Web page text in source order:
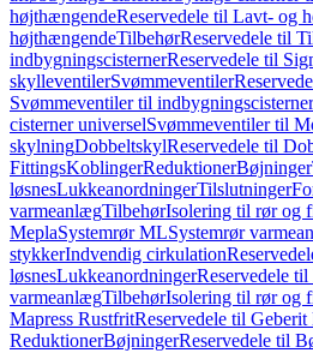
højthængendeReservedele til Lavt- og
højthængendeTilbehørReservedele til
indbygningscisternerReservedele til
skylleventilerSvømmeventiler
Svømmeventiler til indbygningscisterner
cisterner universelSvømmeventiler til
skylningDobbeltskylReservedele til
FittingsKoblingerReduktionerBøjninger
løsnesLukkeanordningerTilslutninger
varmeanlægTilbehørIsolering til rør og
MeplaSystemrør MLSystemrør
stykkerIndvendig cirkulation
løsnesLukkeanordningerReservedele
varmeanlægTilbehørIsolering til rør og
Mapress RustfritReservedele til
ReduktionerBøjningerReservedele til